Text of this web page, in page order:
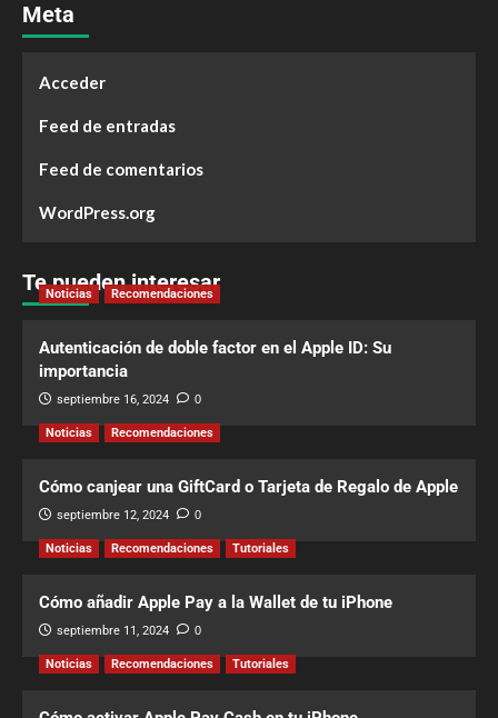
Meta
Acceder
Feed de entradas
Feed de comentarios
WordPress.org
Te pueden interesar
Noticias Recomendaciones
Autenticación de doble factor en el Apple ID: Su
importancia
septiembre 16, 2024 0
Noticias Recomendaciones
Cómo canjear una GiftCard o Tarjeta de Regalo de Apple
septiembre 12, 2024 0
Noticias Recomendaciones Tutoriales
Cómo añadir Apple Pay a la Wallet de tu iPhone
septiembre 11, 2024 0
Noticias Recomendaciones Tutoriales